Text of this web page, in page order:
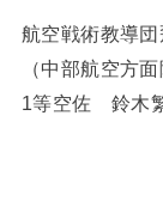
航空戦術教導
（中部航空方
1等空佐 鈴木